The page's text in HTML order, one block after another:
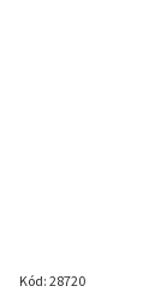
Kód:28720